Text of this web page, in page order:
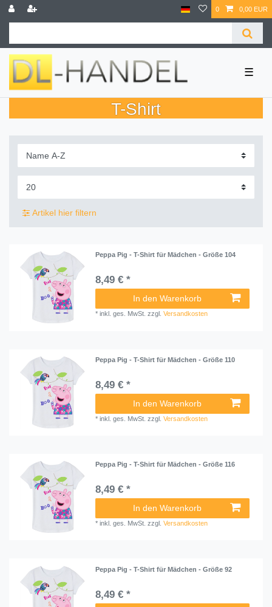
0 0,00 EUR
☰
T-Shirt
Artikel hier filtern
Peppa Pig - T-Shirt für Mädchen - Größe 104
8,49 € *
In den Warenkorb
*inkl. ges. MwSt. zzgl.Versandkosten
Peppa Pig - T-Shirt für Mädchen - Größe 110
8,49 € *
In den Warenkorb
*inkl. ges. MwSt. zzgl.Versandkosten
Peppa Pig - T-Shirt für Mädchen - Größe 116
8,49 € *
In den Warenkorb
*inkl. ges. MwSt. zzgl.Versandkosten
Peppa Pig - T-Shirt für Mädchen - Größe 92
8,49 € *